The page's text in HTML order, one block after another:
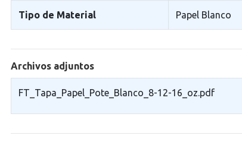
Tipo de Material Papel Blanco
Archivos adjuntos
FT_Tapa_Papel_Pote_Blanco_8-12-16_oz.pdf